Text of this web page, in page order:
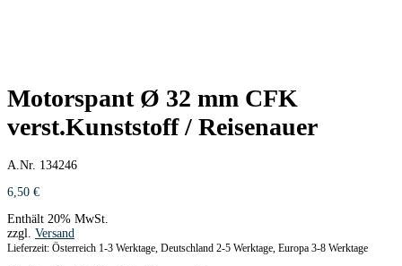
Motorspant Ø 32 mm CFK
verst.Kunststoff / Reisenauer
A.Nr. 134246
6,50 €
Enthält 20% MwSt.
zzgl. Versand
Lieferzeit: Österreich 1-3 Werktage, Deutschland 2-5 Werktage, Europa 3-8 Werktage